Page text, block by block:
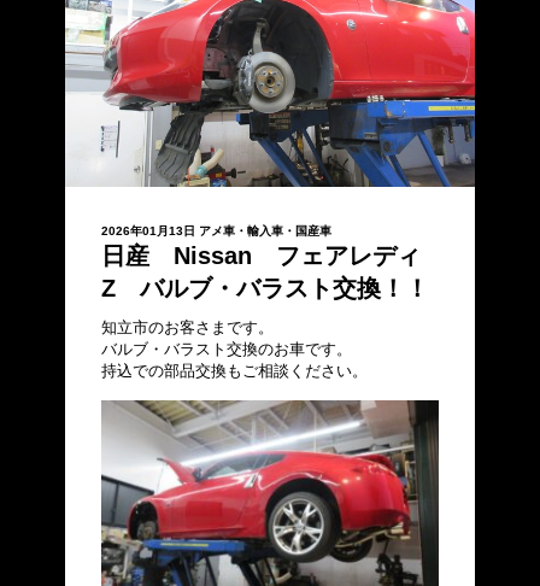
2026年01月13日 アメ車・輸入車・国産車
日産 Nissan フェアレディ
Z バルブ・バラスト交換！！
知立市のお客さまです。
バルブ・バラスト交換のお車です。
持込での部品交換もご相談ください。